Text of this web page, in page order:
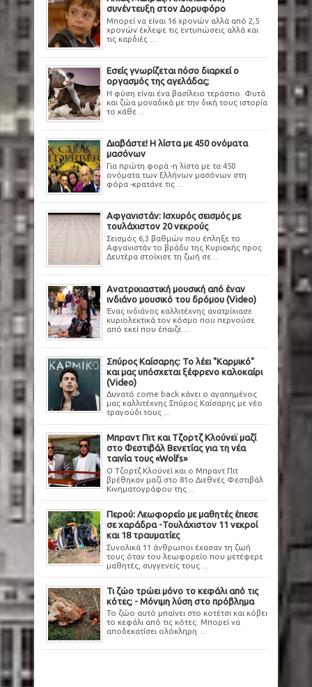
συνέντευξη στον Δορυφόρο
Μπορεί να είναι 16 χρονών αλλά από 2,5
χρονών έκλεψε τις εντυπώσεις αλλά και
τις καρδιές ...
Εσείς γνωρίζεται πόσο διαρκεί ο
οργασμός της αγελάδας;
Η φύση είναι ένα βασίλειο τεράστιο. Φυτά
και ζώα μοναδικά με την δική τους ιστορία
το κάθε ...
Διαβάστε! Η λίστα με 450 ονόματα
μασόνων
Για πρώτη φορά -η λίστα με τα 450
ονόματα των Ελλήνων μασόνων στη
φόρα -κρατάνε τις ...
Αφγανιστάν: Ισχυρός σεισμός με
τουλάχιστον 20 νεκρούς
Σεισμός 6,3 βαθμών που έπληξε το
Αφγανιστάν το βράδυ της Κυριακής προς
Δευτέρα στοίχισε τη ζωή σε ...
Ανατριχιαστική μουσική από έναν
ινδιάνο μουσικό του δρόμου (Video)
Ένας ινδιάνος καλλιτέχνης ανατρίχιασε
κυριολεκτικά τον κόσμο που περνούσε
από εκεί που έπαιζε ...
Σπύρος Καίσαρης: Το λέει "Καρμικό"
και μας υπόσχεται ξέφρενο καλοκαίρι
(Video)
Δυνατό come back κάνει ο αγαπημένος
μας καλλιτέχνης Σπύρος Καίσαρης με νέο
τραγούδι τους ...
Μπραντ Πιτ και Τζορτζ Κλούνεϊ μαζί
στο Φεστιβάλ Βενετίας για τη νέα
ταινία τους «Wolfs»
Ο Τζορτζ Κλούνεϊ και ο Μπραντ Πιτ
βρέθηκαν μαζί στο 81ο Διεθνές Φεστιβάλ
Κινηματογράφου της ...
Περού: Λεωφορείο με μαθητές έπεσε
σε χαράδρα -Τουλάχιστον 11 νεκροί
και 18 τραυματίες
Συνολικά 11 άνθρωποι έχασαν τη ζωή
τους όταν του λεωφορείο που μετέφερε
μαθητές, συγγενείς τους ...
Τι ζώο τρώει μόνο το κεφάλι από τις
κότες; - Μόνιμη λύση στο πρόβλημα
Το ζώο αυτό μπαίνει στο κοτέτσι και κόβει
το κεφάλι από τις κότες. Μπορεί να
αποδεκατίσει ολόκληρη ...